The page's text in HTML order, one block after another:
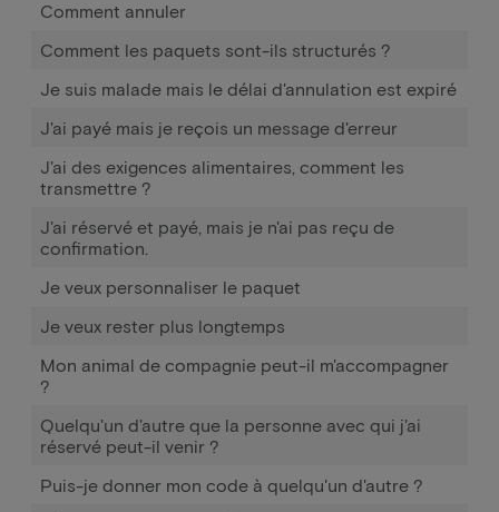
Comment annuler
Comment les paquets sont-ils structurés ?
Je suis malade mais le délai d'annulation est expiré
J'ai payé mais je reçois un message d'erreur
J'ai des exigences alimentaires, comment les
transmettre ?
J'ai réservé et payé, mais je n'ai pas reçu de
confirmation.
Je veux personnaliser le paquet
Je veux rester plus longtemps
Mon animal de compagnie peut-il m'accompagner
?
Quelqu'un d'autre que la personne avec qui j'ai
réservé peut-il venir ?
Puis-je donner mon code à quelqu'un d'autre ?